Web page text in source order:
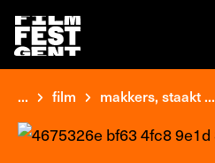
... film makkers, staakt ...